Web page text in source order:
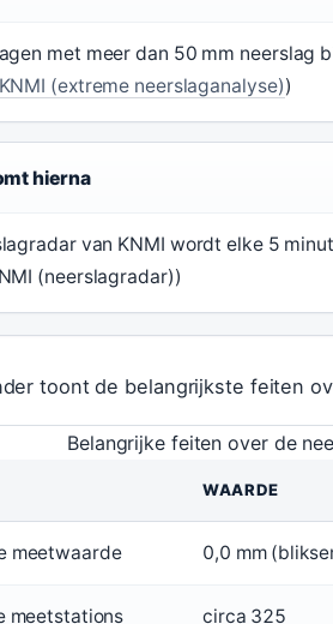
met meer dan 50 mm neerslag
KNMI (extreme neerslaganalyse))
hierna
van KNMI wordt elke 5
(neerslagradar))
toont de belangrijkste feiten
Belangrijke feiten over de
WAARDE
meetwaarde 0,0 mm (
meetstations circa 325